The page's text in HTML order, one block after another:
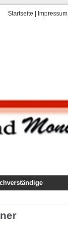
Startseite Impressum
Ausführung,